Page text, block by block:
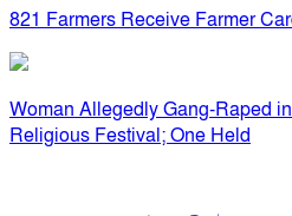
821 Farmers Receive Farmer
Woman Allegedly Gang-Raped
Religious Festival; One Held